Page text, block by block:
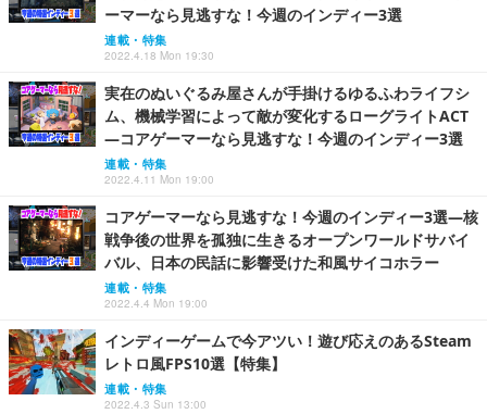
ーマーなら見逃すな！今週のインディー3選
連載・特集
2022.4.18 Mon 19:30
実在のぬいぐるみ屋さんが手掛けるゆるふわライフシ
ム、機械学習によって敵が変化するローグライトACT
―コアゲーマーなら見逃すな！今週のインディー3選
連載・特集
2022.4.11 Mon 19:00
コアゲーマーなら見逃すな！今週のインディー3選―核
戦争後の世界を孤独に生きるオープンワールドサバイ
バル、日本の民話に影響受けた和風サイコホラー
連載・特集
2022.4.4 Mon 19:00
インディーゲームで今アツい！遊び応えのあるSteam
レトロ風FPS10選【特集】
連載・特集
2022.4.3 Sun 13:00